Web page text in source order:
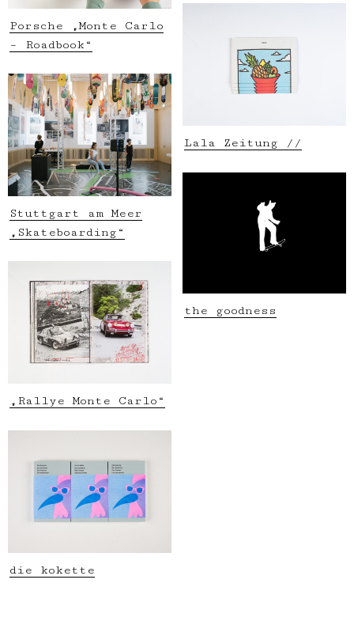
Porsche „Monte Carlo
– Roadbook“
Stuttgart am Meer
„Skateboarding“
Lala Zeitung //
„Rallye Monte Carlo“
the goodness
die kokette